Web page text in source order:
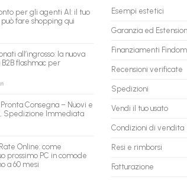
per gli agenti AI: il tuo
fare shopping qui
all’ingrosso: la nuova
flashmac per
su
all’ingrosso:
la
flashmac
per
rivenditori
Consegna – Nuovi e
Spedizione Immediata
Online: come
prossimo PC in comode
a 60 mesi
Esempi estetici
Garanzia ed
Finanziamenti
Recensioni verificate
Spedizioni
Vendi il tuo usato
Condizioni di vendita
Resi e rimborsi
Fatturazione